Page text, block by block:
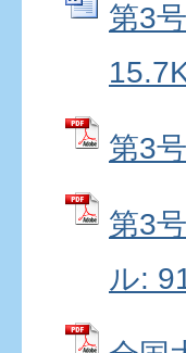
第3
第3
第3
ル: